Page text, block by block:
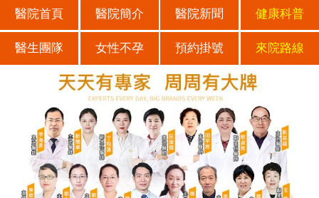
醫院首頁 醫院簡介 醫院新聞 健康科普
醫生團隊 女性不孕 預約掛號 來院路線